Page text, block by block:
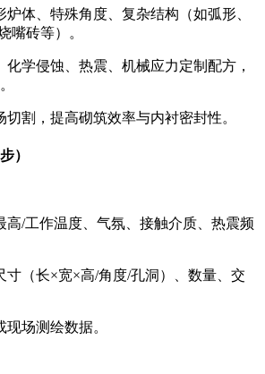
体、特殊角度、复杂结构（如弧形、
嘴砖等）。
学侵蚀、热震、机械应力定制配方，
割，提高砌筑效率与内衬密封性。
）
高/工作温度、气氛、接触介质、热震频
寸（长×宽×高/角度/孔洞）、数量、交
场测绘数据。